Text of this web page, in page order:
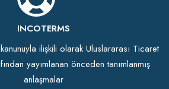
INCOTERMS
ilişkili olarak Uluslararası Ticaret
yayımlanan önceden tanımlanmış
anlaşmalar